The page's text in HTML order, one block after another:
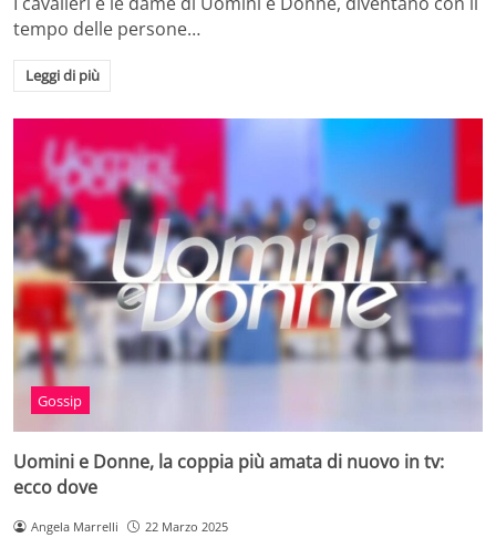
tempo delle persone…
Leggi di più
Gossip
Uomini e Donne, la coppia più amata di nuovo in tv:
ecco dove
Angela Marrelli 22 Marzo 2025